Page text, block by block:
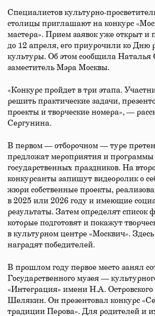
Специалистов культурно-
столицы приглашают на конкурс
мастера». Прием заявок уже открыт и
до 12 апреля, его приурочили ко Дню
культуры. Об этом сообщила Наталья
заместитель Мэра Москвы.
«Конкурс пройдет в три этапа.
решить практические задачи,
проекты и творческие номера», —
Сергунина.
В первом — отборочном — туре
предложат мероприятия и программы
государственных праздников. На
конкурсанты запишут видеоролик о
жюри собственные проекты,
в 2025 или 2026 году и имеющие
результаты. Затем определят список
которые подготовят и покажут
в культурном центре «Москвич».
наградят победителей.
В прошлом году первое место занял
Государственного музея —
«Интеграция» имени Н.А.
Шелякин. Он презентовал конкурс
традиции Перова». Для родителей и